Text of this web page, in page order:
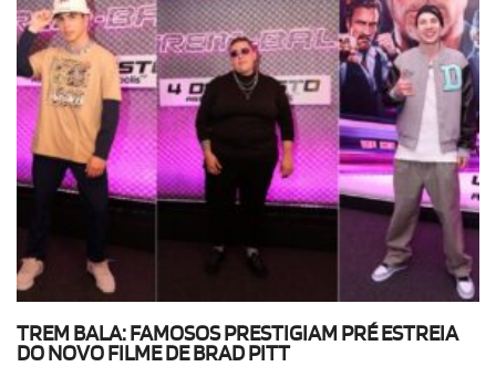
TREM BALA: FAMOSOS PRESTIGIAM PRÉ ESTREIA
DO NOVO FILME DE BRAD PITT